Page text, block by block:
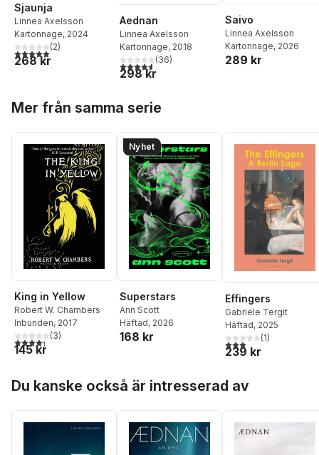
Sjaunja
Linnea Axelsson
Kartonnage, 2024
5,0utav 5 stjärnor. Totalt antal röster:
(2)
268 kr
Aednan
Linnea Axelsson
Kartonnage, 2018
4,6utav 5 stjärnor. Totalt antal röster:
(36)
298 kr
Saivo
Linnea Axelsson
Kartonnage, 2026
289 kr
Mer från samma serie
King in Yellow
Robert W. Chambers
Inbunden, 2017
4,3utav 5 stjärnor. Totalt antal röster:
(3)
145 kr
Nyhet
Superstars
Ann Scott
Häftad, 2026
168 kr
Effingers
Gabriele Tergit
Häftad, 2025
3,0utav 5 stjärnor.
(1)
239 kr
Du kanske också är intresserad av